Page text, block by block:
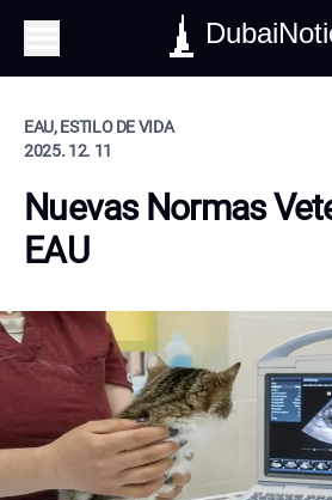
EAU, ESTILO DE VIDA
2025. 12. 11
Nuevas Normas
EAU